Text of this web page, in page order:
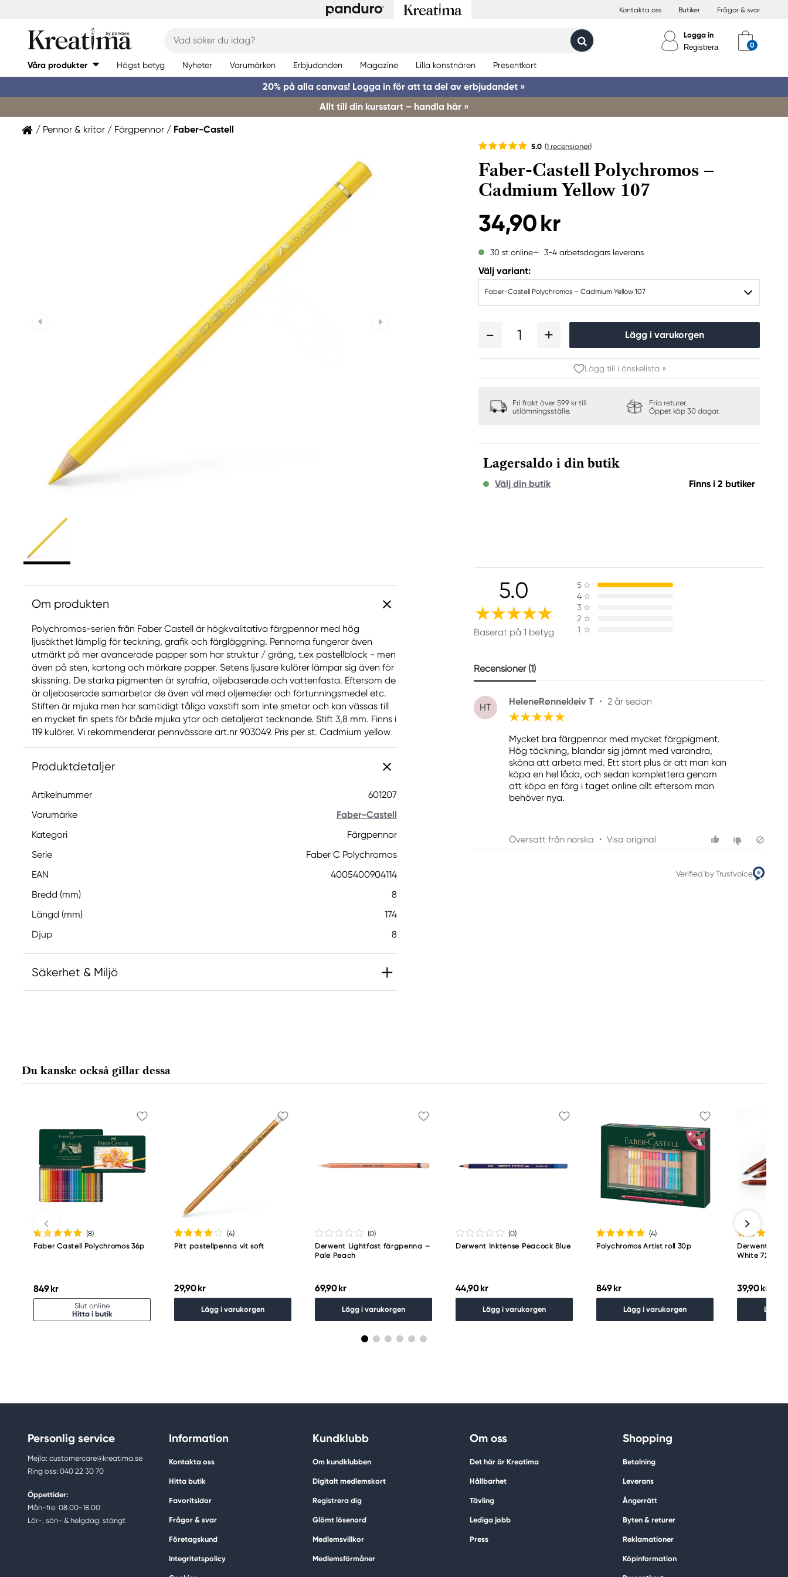
Kontakta oss Butiker Frågor & svar
Logga in
Registrera
Våra produkter Högst betyg Nyheter Varumärken Erbjudanden Magazine Lilla konstnären Presentkort
20% på alla canvas! Logga in för att ta del av erbjudandet »
Allt till din kursstart – handla här »
Pennor & kritor Färgpennor Faber-Castell
5.0 (1 recensioner)
Faber-Castell Polychromos –
Cadmium Yellow 107
34,90 kr
30 st online 3-4 arbetsdagars leverans
Välj variant:
Faber-Castell Polychromos – Cadmium Yellow 107
1 Lägg i varukorgen
Lägg till i önskelista »
Fri frakt över 599 kr till
utlämningsställe.
Fria returer.
Öppet köp 30 dagar.
Lagersaldo i din butik
Välj din butik Finns i 2 butiker
Om produkten
Polychromos-serien från Faber Castell är högkvalitativa färgpennor med hög
ljusäkthet lämplig för teckning, grafik och färgläggning. Pennorna fungerar även
utmärkt på mer avancerade papper som har struktur / gräng, t.ex pastellblock - men
även på sten, kartong och mörkare papper. Setens ljusare kulörer lämpar sig även för
skissning. De starka pigmenten är syrafria, oljebaserade och vattenfasta. Eftersom de
är oljebaserade samarbetar de även väl med oljemedier och förtunningsmedel etc.
Stiften är mjuka men har samtidigt tåliga vaxstift som inte smetar och kan vässas till
en mycket fin spets för både mjuka ytor och detaljerat tecknande. Stift 3,8 mm. Finns i
119 kulörer. Vi rekommenderar pennvässare art.nr 903049. Pris per st. Cadmium yellow
Produktdetaljer
Artikelnummer
601207
Varumärke
Faber-Castell
Kategori
Färgpennor
Serie
Faber C Polychromos
EAN
4005400904114
Bredd (mm)
8
Längd (mm)
174
Djup
8
Säkerhet & Miljö
90546 Stein, Germany
info@Faber-Castell.de
5.0
Baserat på 1 betyg
5 ☆
4 ☆
3 ☆
2 ☆
1 ☆
Recensioner (1)
HT
HeleneRønnekleiv T • 2 år sedan
Mycket bra färgpennor med mycket färgpigment.
Hög täckning, blandar sig jämnt med varandra,
sköna att arbeta med. Ett stort plus är att man kan
köpa en hel låda, och sedan komplettera genom
att köpa en färg i taget online allt eftersom man
behöver nya.
Översatt från norska • Visa original
Verified by Trustvoice
Du kanske också gillar dessa
(8)
Faber Castell Polychromos 36p
849 kr
Slut online
Hitta i butik
(4)
Pitt pastellpenna vit soft
29,90 kr
Lägg i varukorgen
(0)
Derwent Lightfast färgpenna –
Pale Peach
69,90 kr
Lägg i varukorgen
(0)
Derwent Inktense Peacock Blue
44,90 kr
Lägg i varukorgen
(4)
Polychromos Artist roll 30p
849 kr
Lägg i varukorgen
Derwent
White 7200
39,90 kr
Lägg i
Personlig service
Mejla: customercare@kreatima.se
Ring oss: 040 22 30 70
Öppettider:
Mån-fre: 08.00-18.00
Lör-, sön- & helgdag: stängt
Information
Kontakta oss
Hitta butik
Favoritsidor
Frågor & svar
Företagskund
Integritetspolicy
Kundklubb
Om kundklubben
Digitalt medlemskort
Registrera dig
Glömt lösenord
Medlemsvillkor
Medlemsförmåner
Om oss
Det här är Kreatima
Hållbarhet
Tävling
Lediga jobb
Press
Shopping
Betalning
Leverans
Ångerrätt
Byten & returer
Reklamationer
Köpinformation